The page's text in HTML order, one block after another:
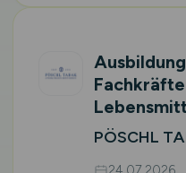
Fachkräfte
PÖSCHL